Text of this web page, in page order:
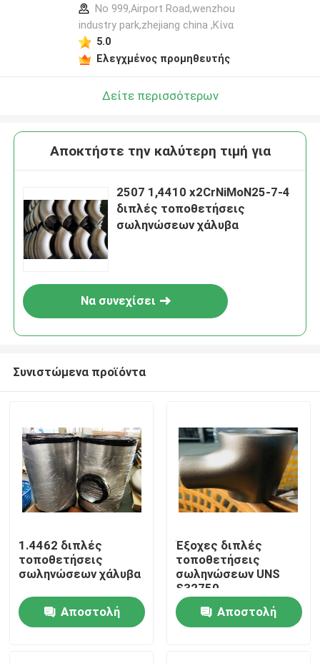
Σπίτι
Προϊόντα
No 999,Airport Road,wenzhou
industry park,zhejiang china ,Κίνα
5.0
Ελεγχμένος προμηθευτής
Δείτε περισσότερων
Αποκτήστε την καλύτερη τιμή για
2507 1,4410 x2CrNiMoN25-7-4
διπλές τοποθετήσεις
σωληνώσεων χάλυβα
Να συνεχίσει
Συνιστώμενα προϊόντα
1.4462 διπλές
τοποθετήσεις
σωληνώσεων χάλυβα
Αποστολή
Έξοχες διπλές
τοποθετήσεις
σωληνώσεων UNS
S32750
Αποστολή